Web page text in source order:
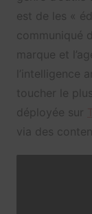
est de les «
communiqué
marque et
l’intelligence
toucher le
déployée sur
via des